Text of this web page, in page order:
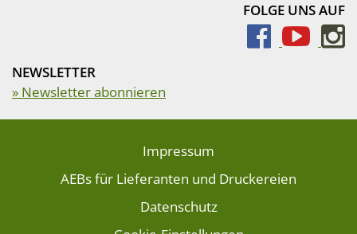
FOLGE UNS AUF
NEWSLETTER
» Newsletter abonnieren
Impressum
AEBs für Lieferanten und Druckereien
Datenschutz